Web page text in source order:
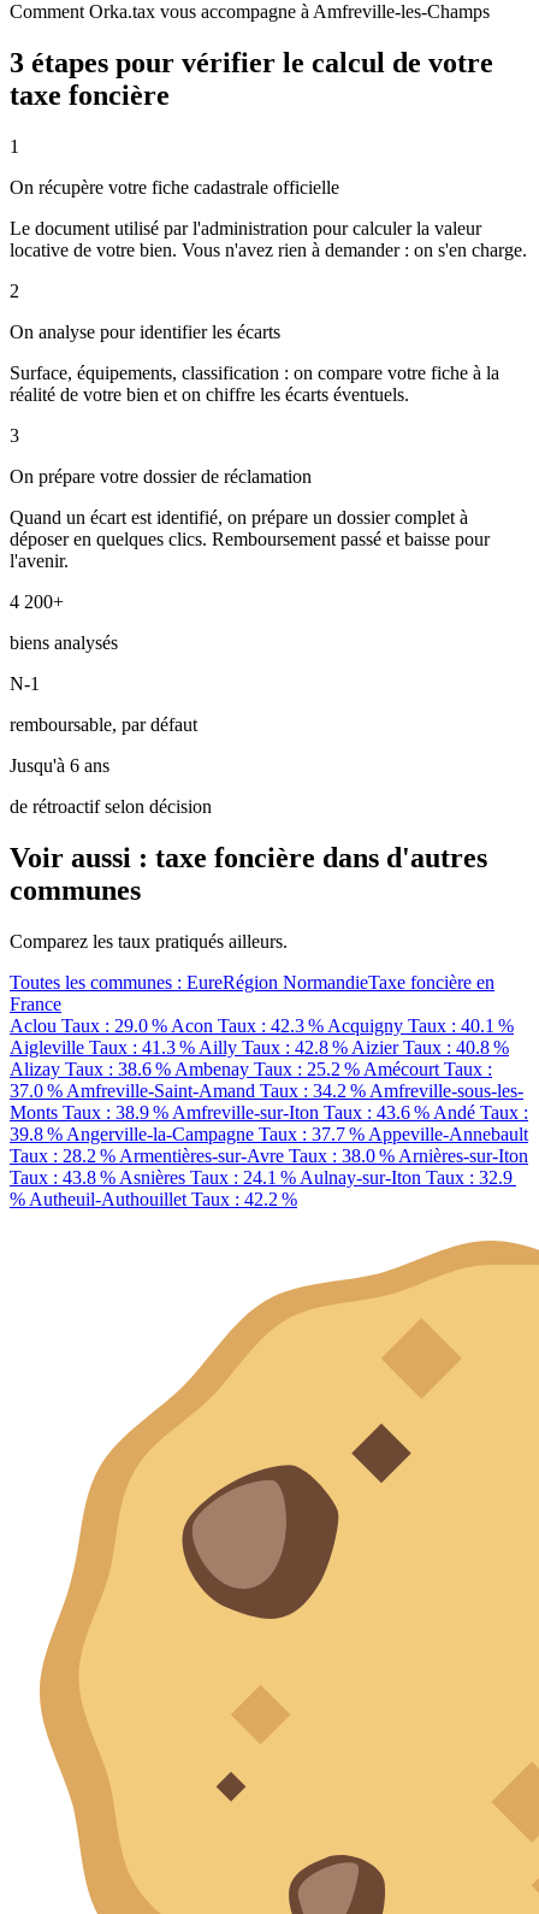
Comment Orka.tax vous accompagne à Amfreville-les-Champs
3 étapes pour vérifier le calcul de votre
taxe foncière
1
On récupère votre fiche cadastrale officielle
Le document utilisé par l'administration pour calculer la valeur
locative de votre bien. Vous n'avez rien à demander : on s'en charge.
2
On analyse pour identifier les écarts
Surface, équipements, classification : on compare votre fiche à la
réalité de votre bien et on chiffre les écarts éventuels.
3
On prépare votre dossier de réclamation
Quand un écart est identifié, on prépare un dossier complet à
déposer en quelques clics. Remboursement passé et baisse pour
l'avenir.
4 200+
biens analysés
N-1
remboursable, par défaut
Jusqu'à 6 ans
de rétroactif selon décision
Voir aussi : taxe foncière dans d'autres
communes
Comparez les taux pratiqués ailleurs.
Toutes les communes : EureRégion NormandieTaxe foncière en
France
Aclou Taux : 29.0 % Acon Taux : 42.3 % Acquigny Taux : 40.1 %
Aigleville Taux : 41.3 % Ailly Taux : 42.8 % AizierTaux : 40.8 %
Alizay Taux : 38.6 % Ambenay Taux : 25.2 % Amécourt Taux :
37.0 % Amfreville-Saint-Amand Taux : 34.2 % Amfreville-sous-les-
Monts Taux : 38.9 % Amfreville-sur-Iton Taux : 43.6 % Andé Taux :
39.8 % Angerville-la-Campagne Taux : 37.7 % Appeville-Annebault
Taux : 28.2 % Armentières-sur-Avre Taux : 38.0 % Arnières-sur-Iton
Taux : 43.8 % Asnières Taux : 24.1 % Aulnay-sur-Iton Taux : 32.9
% Autheuil-Authouillet Taux : 42.2 %